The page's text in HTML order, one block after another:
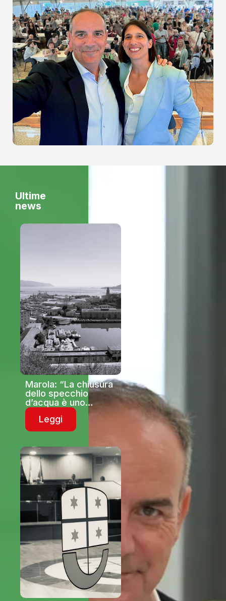
Ultime
news
Marola: “La chiusura
dello specchio
d’acqua è uno
schiaffo al borgo e
dimostra l’assenza di
iniziativa istituzionale
subito un tavolo con
la Difesa”
Leggi